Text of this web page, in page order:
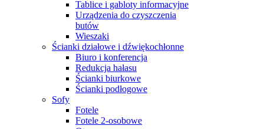
Tablice i gabloty informacyjne
Urządzenia do czyszczenia
butów
Wieszaki
Ścianki działowe i dźwiękochłonne
Biuro i konferencja
Redukcja hałasu
Ścianki biurkowe
Ścianki podłogowe
Sofy
Fotele
Fotele 2-osobowe